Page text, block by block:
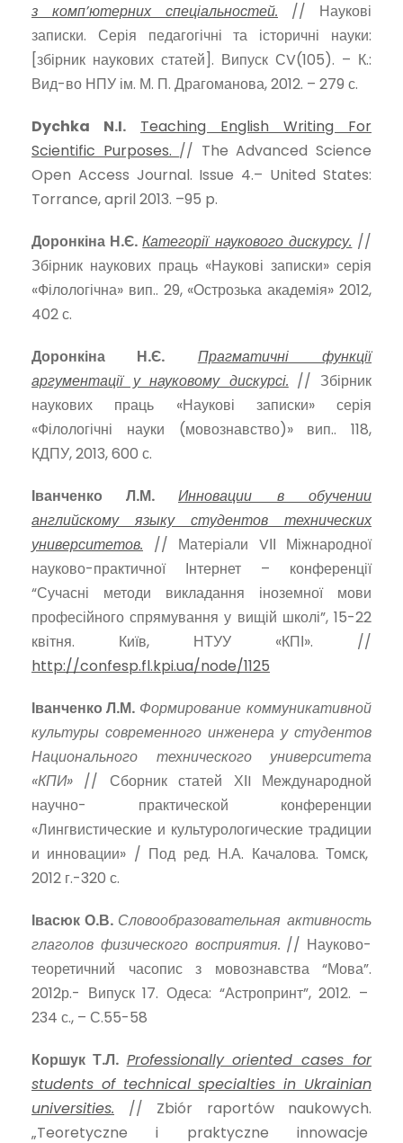
з комп’ютерних спеціальностей. // Наукові
записки. Серія педагогічні та історичні науки:
[збірник наукових статей]. Випуск СV(105). – К.:
Вид-во НПУ ім. М. П. Драгоманова, 2012. – 279 с.
Dychka N.I.
Teaching English Writing For
Scientific Purposes. // The Advanced Science
Open Access Journal. Issue 4.– United States:
Torrance, april 2013. –95 p.
Доронкіна Н.Є. Категорії наукового дискурсу. //
Збірник наукових праць «Наукові записки» серія
«Філологічна» вип.. 29, «Острозька академія» 2012,
402 с.
Доронкіна Н.Є.
Прагматичні функції
аргументації у науковому дискурсі. // Збірник
наукових праць «Наукові записки» серія
«Філологічні науки (мовознавство)» вип.. 118,
КДПУ, 2013, 600 с.
Іванченко Л.М.
Инновации в обучении
английскому языку студентов технических
университетов. // Матеріали VІІ Міжнародної
науково-практичної Інтернет – конференції
“Сучасні методи викладання іноземної мови
професійного спрямування у вищій школі”, 15-22
квітня. Київ, НТУУ «КПІ». //
http://confesp.fl.kpi.ua/node/1125
Іванченко Л.М. Формирование коммуникативной
культуры современного инженера у студентов
Национального технического университета
«КПИ» // Сборник статей ХІI Международной
научно- практической конференции
«Лингвистические и культурологические традиции
и инновации» / Под ред. Н.А. Качалова. Томск,
2012 г.-320 с.
Івасюк О.В. Словообразовательная активность
глаголов физического восприятия. // Науково-
теоретичний часопис з мовознавства “Мова”.
2012р.- Випуск 17. Одеса: “Астропринт”, 2012. –
234 с., – С.55-58
Коршук Т.Л. Professionally oriented cases for
students of technical specialties in Ukrainian
universities. // Zbiór raportów naukowych.
„Teoretyczne i praktyczne innowacje